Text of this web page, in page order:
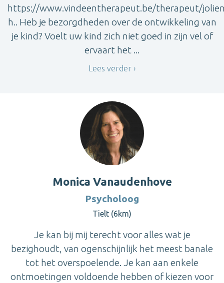
https://www.vindeentherapeut.be/therapeut/
h.. Heb je bezorgdheden over de ontwikkeling van
je kind? Voelt uw kind zich niet goed in zijn vel of
ervaart het ...
Lees verder
Monica Vanaudenhove
Psycholoog
Tielt (6km)
Je kan bij mij terecht voor alles wat je
bezighoudt, van ogenschijnlijk het meest banale
tot het overspoelende. Je kan aan enkele
ontmoetingen voldoende hebben of kiezen voor